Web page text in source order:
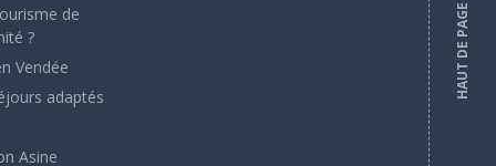
de
?
Vendée
adaptés
Asine
HAUT DE PAGE